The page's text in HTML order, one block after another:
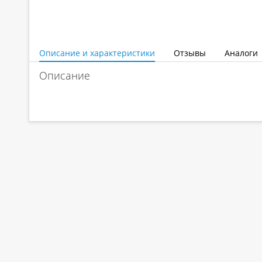
Описание и характеристики Отзывы Аналоги
Описание